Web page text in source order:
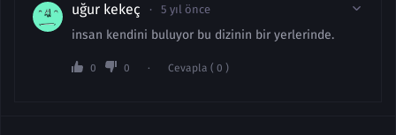
uğur kekeç 5 yıl önce
insan kendini buluyor bu dizinin bir yerlerinde.
0 0 Cevapla ( 0 )